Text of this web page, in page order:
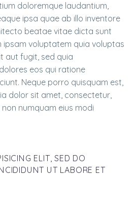
doloremque laudantium,
ipsa quae ab illo inventore
beatae vitae dicta sunt
ipsam voluptatem quia voluptas
aut fugit, sed quia
eos qui ratione
Neque porro quisquam est,
dolor sit amet, consectetur,
numquam eius modi
ELIT, SED DO
UT LABORE ET